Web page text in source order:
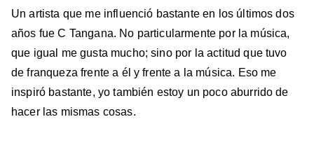
Un artista que me influenció bastante en los últimos dos
años fue C Tangana. No particularmente por la música,
que igual me gusta mucho; sino por la actitud que tuvo
de franqueza frente a él y frente a la música. Eso me
inspiró bastante, yo también estoy un poco aburrido de
hacer las mismas cosas.